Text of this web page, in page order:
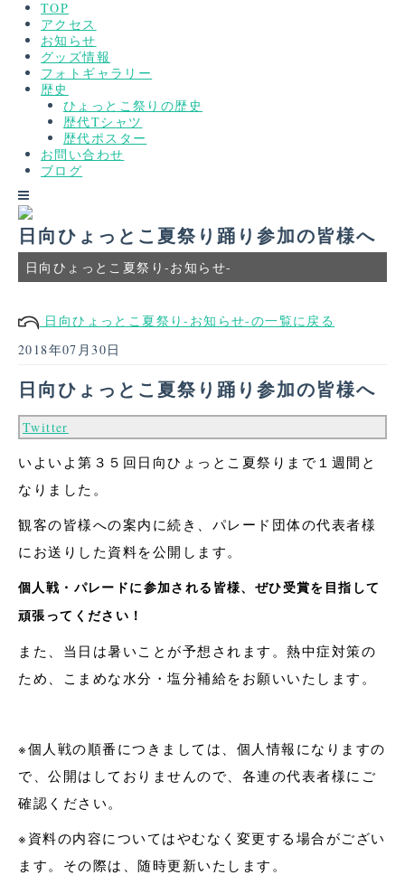
TOP
アクセス
お知らせ
グッズ情報
フォトギャラリー
歴史
ひょっとこ祭りの歴史
歴代Tシャツ
歴代ポスター
お問い合わせ
ブログ
日向ひょっとこ夏祭り踊り参加の皆様へ
日向ひょっとこ夏祭り-お知らせ-
日向ひょっとこ夏祭り-お知らせ-の一覧に戻る
2018年07月30日
日向ひょっとこ夏祭り踊り参加の皆様へ
Twitter
いよいよ第３５回日向ひょっとこ夏祭りまで１週間と
なりました。
観客の皆様への案内に続き、パレード団体の代表者様
にお送りした資料を公開します。
個人戦・パレードに参加される皆様、ぜひ受賞を目指して
頑張ってください！
また、当日は暑いことが予想されます。熱中症対策の
ため、こまめな水分・塩分補給をお願いいたします。
※個人戦の順番につきましては、個人情報になりますの
で、公開はしておりませんので、各連の代表者様にご
確認ください。
※資料の内容についてはやむなく変更する場合がござい
ます。その際は、随時更新いたします。